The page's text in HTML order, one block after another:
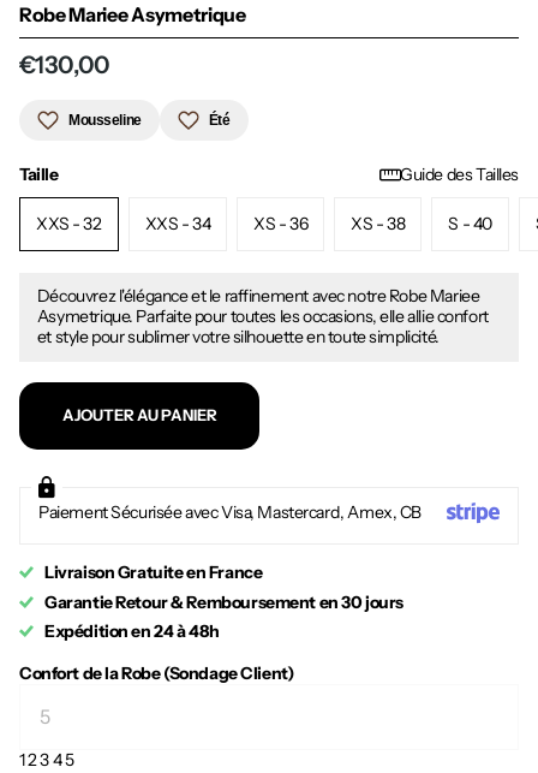
Robe Mariee Asymetrique
€130,00
Mousseline Été
Taille Guide des Tailles
XXS - 32 XXS - 34 XS - 36 XS - 38 S - 40
Découvrez l'élégance et le raffinement avec notre Robe Mariee
Asymetrique. Parfaite pour toutes les occasions, elle allie confort
et style pour sublimer votre silhouette en toute simplicité.
AJOUTER AU PANIER
Paiement Sécurisée avec Visa, Mastercard, Amex, CB
Livraison Gratuite en France
Garantie Retour & Remboursement en 30 jours
Expédition en 24 à 48h
Confort de la Robe (Sondage Client)
12345